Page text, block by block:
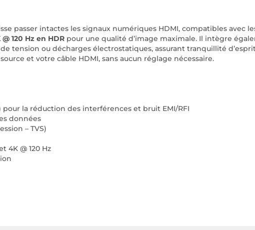
passer intactes les signaux numériques HDMI, compatibles avec
120 Hz en HDR pour une qualité d’image maximale. Il intègre
tension ou décharges électrostatiques, assurant tranquillité
et votre câble HDMI, sans aucun réglage nécessaire.
pour la réduction des interférences et bruit EMI/RFI
données
– TVS)
4K @ 120 Hz